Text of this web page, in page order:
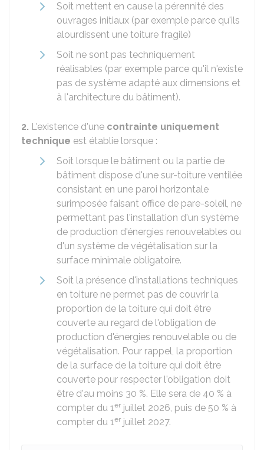
Soit mettent en cause la pérennité des
ouvrages initiaux (par exemple parce qu'ils
alourdissent une toiture fragile)
Soit ne sont pas techniquement
réalisables (par exemple parce qu'il n'existe
pas de système adapté aux dimensions et
à l'architecture du bâtiment).
2. L'existence d'une contrainte uniquement
technique est établie lorsque :
Soit lorsque le bâtiment ou la partie de
bâtiment dispose d'une sur-toiture ventilée
consistant en une paroi horizontale
surimposée faisant office de pare-soleil, ne
permettant pas l'installation d'un système
de production d'énergies renouvelables ou
d'un système de végétalisation sur la
surface minimale obligatoire.
Soit la présence d'installations techniques
en toiture ne permet pas de couvrir la
proportion de la toiture qui doit être
couverte au regard de l'obligation de
production d'énergies renouvelable ou de
végétalisation. Pour rappel, la proportion
de la surface de la toiture qui doit être
couverte pour respecter l'obligation doit
être d'au moins 30 %. Elle sera de 40 % à
compter du 1er juillet 2026, puis de 50 % à
compter du 1er juillet 2027.